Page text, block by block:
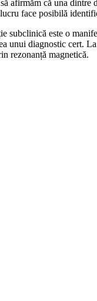
afirmăm că una
face posibilă
subclinică este o
unui diagnostic cert.
rezonanță magnetică.